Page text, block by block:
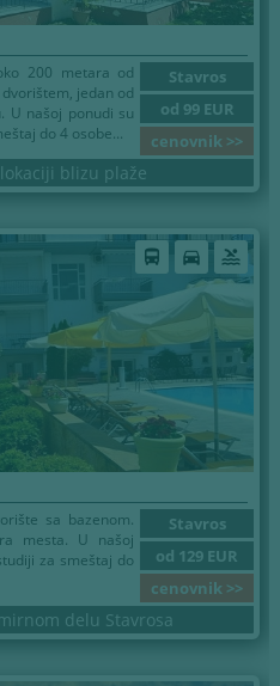
Stavros
od 99 EUR
cenovnik >>
200 metara od
jedan od
U našoj ponudi su
do 4 osobe...
blizu plaže
directions_bus directions_car pool
Stavros
od 129 EUR
cenovnik >>
sa bazenom.
mesta. U našoj
za smeštaj do
delu Stavrosa